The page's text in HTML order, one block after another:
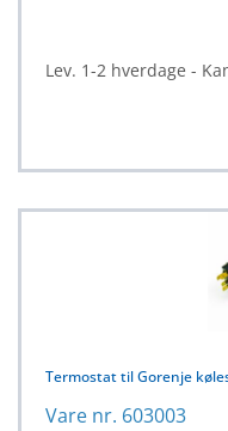
Lev. 1-2 hverdage -
Termostat til Gorenje
Vare nr. 603003